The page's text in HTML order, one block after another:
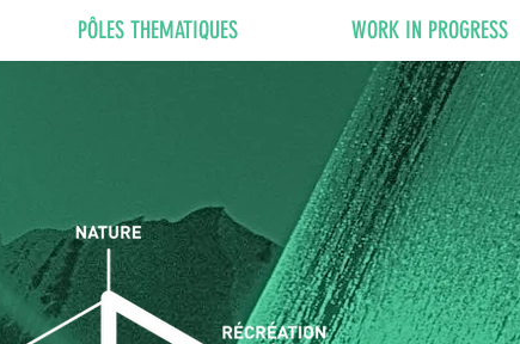
PÔLES THEMATIQUES WORK IN PROGRESS